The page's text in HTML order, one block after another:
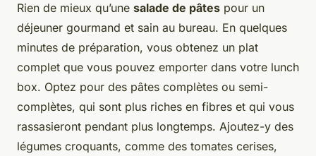
Rien de mieux qu’une salade de pâtes pour un
déjeuner gourmand et sain au bureau. En quelques
minutes de préparation, vous obtenez un plat
complet que vous pouvez emporter dans votre lunch
box. Optez pour des pâtes complètes ou semi-
complètes, qui sont plus riches en fibres et qui vous
rassasieront pendant plus longtemps. Ajoutez-y des
légumes croquants, comme des tomates cerises,